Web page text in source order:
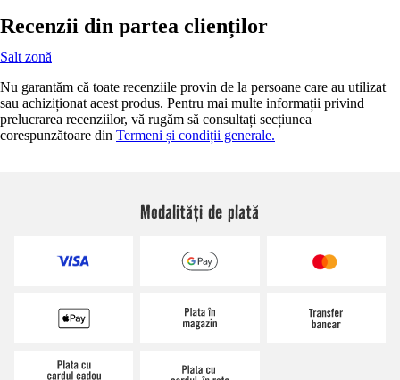
Recenzii din partea clienților
Salt zonă
Nu garantăm că toate recenziile provin de la persoane care au utilizat
sau achiziționat acest produs. Pentru mai multe informații privind
prelucrarea recenziilor, vă rugăm să consultați secțiunea
corespunzătoare din Termeni și condiții generale.
Modalități de plată